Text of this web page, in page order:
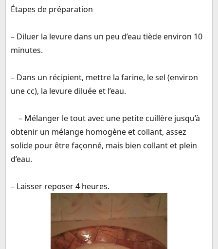
Étapes de préparation
– Diluer la levure dans un peu d’eau tiède environ 10
minutes.
– Dans un récipient, mettre la farine, le sel (environ
une cc), la levure diluée et l’eau.
– Mélanger le tout avec une petite cuillère jusqu’à
obtenir un mélange homogène et collant, assez
solide pour être façonné, mais bien collant et plein
d’eau.
– Laisser reposer 4 heures.